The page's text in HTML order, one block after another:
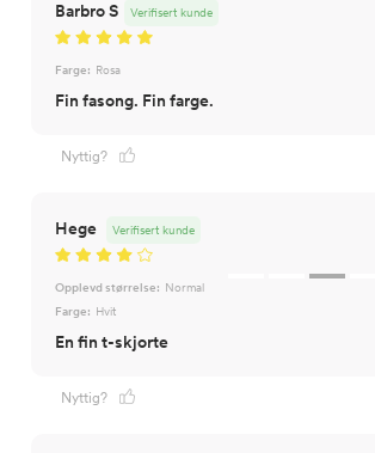
Barbro S Verifisert kunde
Farge: Rosa
Fin fasong. Fin farge.
Nyttig?
Hege Verifisert kunde
Opplevd størrelse: Normal
Farge: Hvit
En fin t-skjorte
Nyttig?